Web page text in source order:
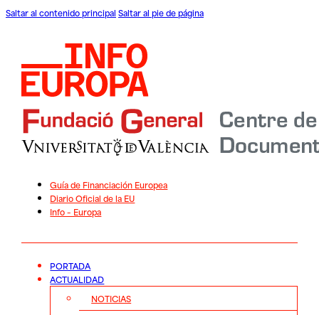
Saltar al contenido principal Saltar al pie de página
Guía de Financiación Europea
Diario Oficial de la EU
Info – Europa
PORTADA
ACTUALIDAD
NOTICIAS